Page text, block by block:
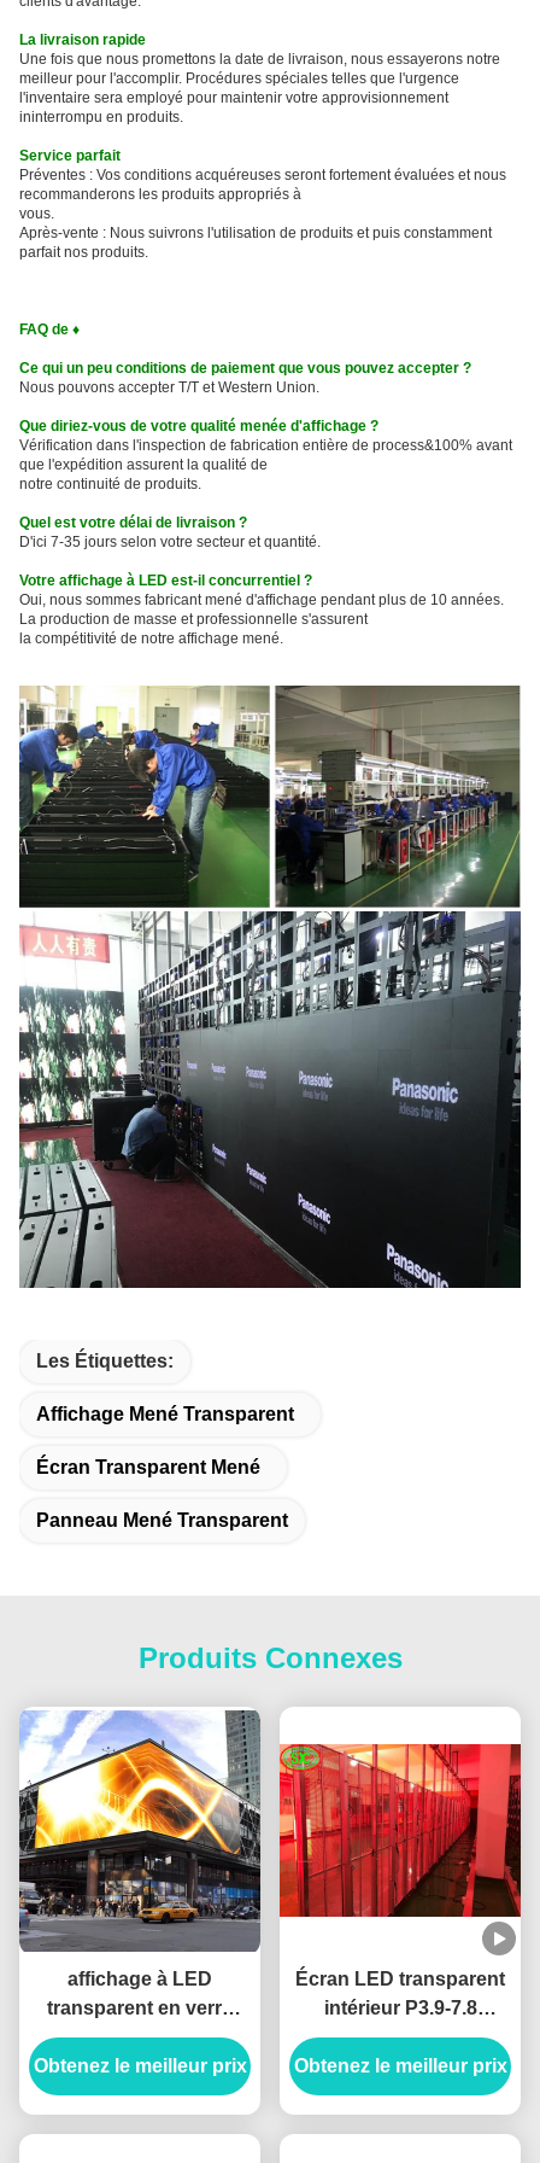
La livraison rapide
Une fois que nous promettons la date de livraison, nous essayerons notre
meilleur pour l'accomplir. Procédures spéciales telles que l'urgence
l'inventaire sera employé pour maintenir votre approvisionnement
ininterrompu en produits.
Service parfait
Préventes : Vos conditions acquéreuses seront fortement évaluées et nous
recommanderons les produits appropriés à
vous.
Après-vente : Nous suivrons l'utilisation de produits et puis constamment
parfait nos produits.
FAQ de ♦
Ce qui un peu conditions de paiement que vous pouvez accepter ?
Nous pouvons accepter T/T et Western Union.
Que diriez-vous de votre qualité menée d'affichage ?
Vérification dans l'inspection de fabrication entière de process&100% avant
que l'expédition assurent la qualité de
notre continuité de produits.
Quel est votre délai de livraison ?
D'ici 7-35 jours selon votre secteur et quantité.
Votre affichage à LED est-il concurrentiel ?
Oui, nous sommes fabricant mené d'affichage pendant plus de 10 années.
La production de masse et professionnelle s'assurent
la compétitivité de notre affichage mené.
Les Étiquettes:
Affichage Mené Transparent
Écran Transparent Mené
Panneau Mené Transparent
Produits Connexes
affichage à LED
transparent en verre
flexible de la maille
ISO2001 de rideau en
6500cd/m2 9500K LED
Obtenez le meilleur prix
Écran LED transparent
intérieur P3.9-7.8
Couleur complète
Obtenez le meilleur prix